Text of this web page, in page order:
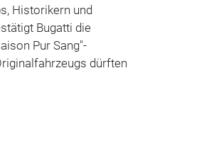
Historikern und
Bugatti die
Pur Sang"-
dürften